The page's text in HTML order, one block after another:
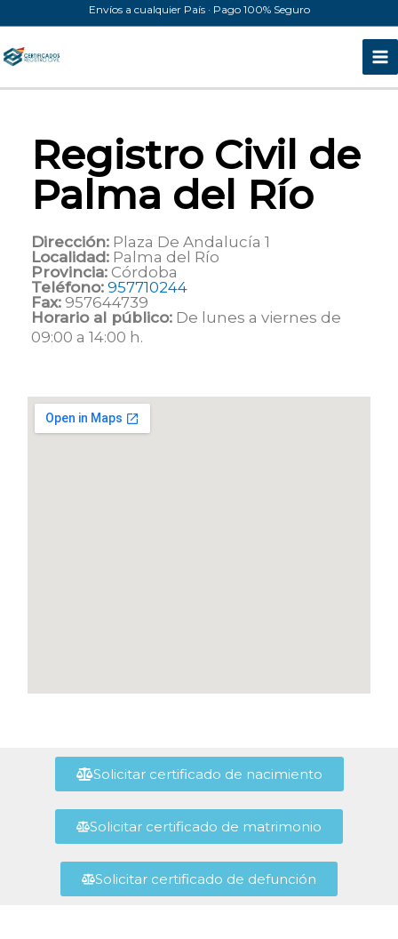
al
contenido
Envíos a cualquier País · Pago 100% Seguro
Registro Civil de
Palma del Río
Dirección: Plaza De Andalucía 1
Localidad: Palma del Río
Provincia: Córdoba
Teléfono: 957710244
Fax: 957644739
Horario al público: De lunes a viernes de
09:00 a 14:00 h.
Solicitar certificado de nacimiento
Solicitar certificado de matrimonio
Solicitar certificado de defunción